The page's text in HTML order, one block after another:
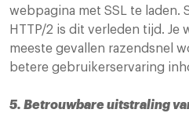
webpagina met SSL te laden.
HTTP/2 is dit verleden tijd. Je
meeste gevallen razendsnel
betere gebruikerservaring
5. Betrouwbare uitstraling